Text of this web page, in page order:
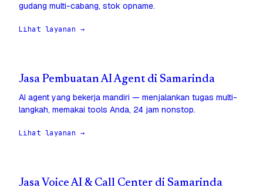
gudang multi-cabang, stok opname.
Lihat layanan →
Jasa Pembuatan AI Agent di Samarinda
AI agent yang bekerja mandiri — menjalankan tugas multi-
langkah, memakai tools Anda, 24 jam nonstop.
Lihat layanan →
Jasa Voice AI & Call Center di Samarinda